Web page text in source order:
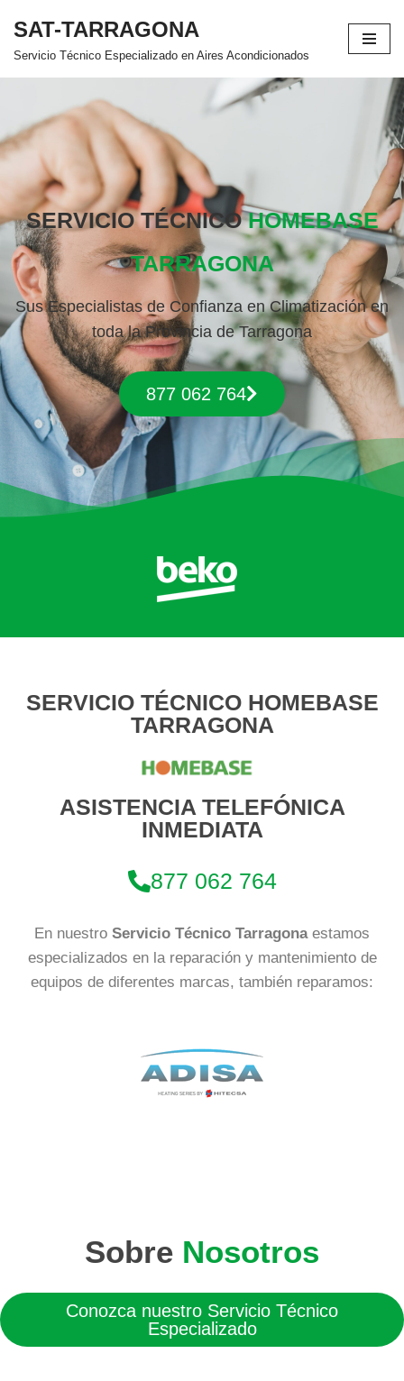
Saltar
SAT-TARRAGONA
Servicio Técnico Especializado en Aires Acondicionados
SERVICIO TÉCNICO HOMEBASE
TARRAGONA
Sus Especialistas de Confianza en Climatización en
toda la Provincia de Tarragona
877 062 764
SERVICIO TÉCNICO HOMEBASE
TARRAGONA
ASISTENCIA TELEFÓNICA
INMEDIATA
877 062 764
En nuestro Servicio Técnico Tarragonaestamos
especializados en la reparación y mantenimiento de
equipos de diferentes marcas, también reparamos:
Sobre Nosotros
Conozca nuestro Servicio Técnico
Especializado